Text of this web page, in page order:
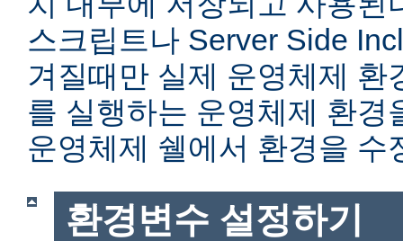
스크립트나 Server Side
겨질때만 실제 운영체제 환
를 실행하는 운영체제 환경
운영체제 쉘에서 환경을 수
환경변수 설정하기